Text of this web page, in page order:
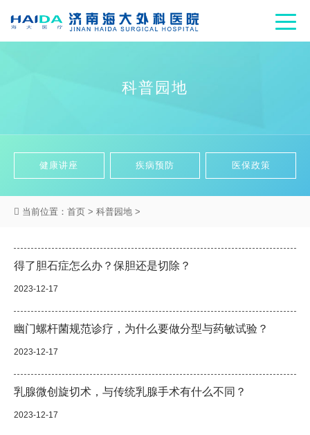
科普园地
健康讲座 疾病预防 医保政策
当前位置： 首页 > 科普园地 >
得了胆石症怎么办？保胆还是切除？
2023-12-17
幽门螺杆菌规范诊疗，为什么要做分型与药敏试验？
2023-12-17
乳腺微创旋切术，与传统乳腺手术有什么不同？
2023-12-17